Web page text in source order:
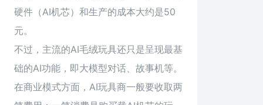
硬件（AI机芯）和生产的成本大约是50
元。
不过，主流的AI毛绒玩具还只是呈现最基
础的AI功能，即大模型对话、故事机等。
在商业模式方面，AI玩具商一般要收取两